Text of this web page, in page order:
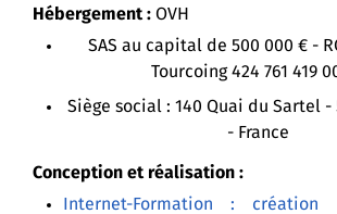
Hébergement : OVH
SAS au capital de 500 000 € - RCS Roubaix-
Tourcoing 424 761 419
Siège social : 140 Quai du Sartel - 59100 Roubaix
- France
Conception et réalisation :
Internet-Formation :